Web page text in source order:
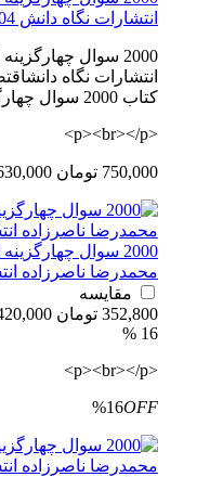
انتشارات نگاه دانش 1404
2000 سوال
انتشارات نگاه
کتاب 2000 سوال چهارگزینه ای ریاضیات عمومی ام..
<p><br></p>
750,000 تومان 630,000
2000 سوال
محمدرضا ناصرزاده
مقایسه
352,800 تومان
420,000
16 %
<p><br></p>
%16OFF